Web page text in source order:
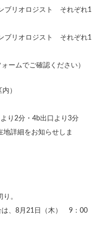
ブリオロジスト それぞれ1
ブリオロジスト それぞれ1
ームでご確認ください）
内）
り2分・4b出口より3分
お知らせしま
り。
月21日（木） 9：00